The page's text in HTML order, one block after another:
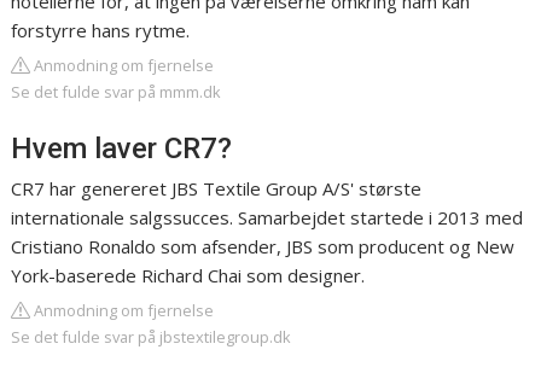
forstyrre hans rytme.
Anmodning om fjernelse
Se det fulde svar på mmm.dk
Hvem laver CR7?
CR7 har genereret JBS Textile Group A/S' største
internationale salgssucces. Samarbejdet startede i 2013 med
Cristiano Ronaldo som afsender, JBS som producent og New
York-baserede Richard Chai som designer.
Anmodning om fjernelse
Se det fulde svar på jbstextilegroup.dk